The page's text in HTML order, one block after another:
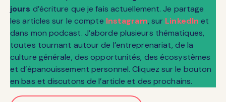
jours d’écriture que je fais actuellement. Je partage
les articles sur le compte Instagram, sur LinkedInet
dans mon podcast. J’aborde plusieurs thématiques,
toutes tournant autour de l’entreprenariat, de la
culture générale, des opportunités, des écosystèmes
et d’épanouissement personnel. Cliquez sur le bouton
en bas et discutons de l’article et des prochains.